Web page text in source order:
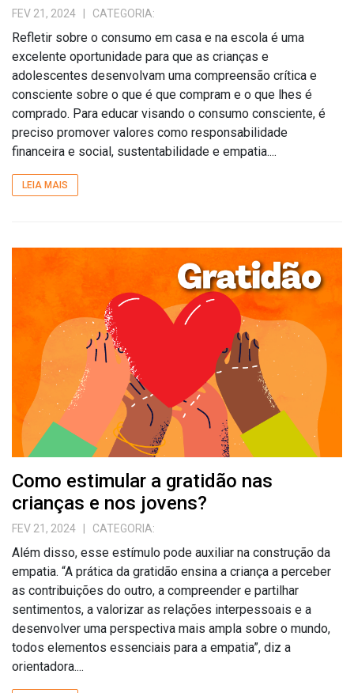
FEV 21, 2024 | CATEGORIA:
Refletir sobre o consumo em casa e na escola é uma
excelente oportunidade para que as crianças e
adolescentes desenvolvam uma compreensão crítica e
consciente sobre o que é que compram e o que lhes é
comprado. Para educar visando o consumo consciente, é
preciso promover valores como responsabilidade
financeira e social, sustentabilidade e empatia....
LEIA MAIS
Como estimular a gratidão nas
crianças e nos jovens?
FEV 21, 2024 | CATEGORIA:
Além disso, esse estímulo pode auxiliar na construção da
empatia. “A prática da gratidão ensina a criança a perceber
as contribuições do outro, a compreender e partilhar
sentimentos, a valorizar as relações interpessoais e a
desenvolver uma perspectiva mais ampla sobre o mundo,
todos elementos essenciais para a empatia”, diz a
orientadora....